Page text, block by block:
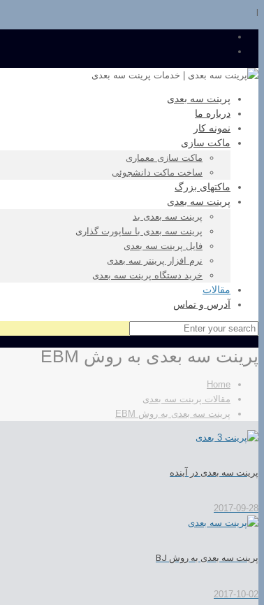
پرینت سه بعدی
درباره ما
نمونه کار
ماکت سازی
ماکت سازی معماری
ساخت ماکت دانشجوئی
ماکتهای بزرگ
پرینت سه بعدی
پرینت سه بعدی بد
پرینت سه بعدی با ساپورت گذاری
فایل پرینت سه بعدی
نرم افزار پرینتر سه بعدی
خرید دستگاه پرینت سه بعدی
مقالات
آدرس و تماس
پرینت سه بعدی به روش EBM
Home
مقالات پرینت سه بعدی
پرینت سه بعدی به روش EBM
پرینت سه بعدی در آینده
2017-09-28
پرینت سه بعدی به روش BJ
2017-10-02